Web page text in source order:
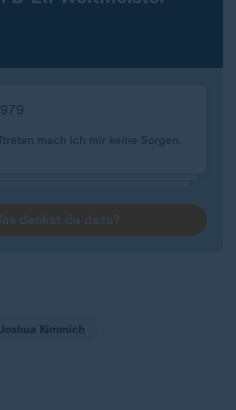
mach ich mir keine Sorgen.
denkst du dazu?
Joshua Kimmich